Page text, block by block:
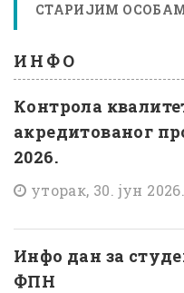
СТАРИЈИМ
ИНФО
Контрола
акредитованог
2026.
уторак, 30. јун 2026.
Инфо дан за
ФПН